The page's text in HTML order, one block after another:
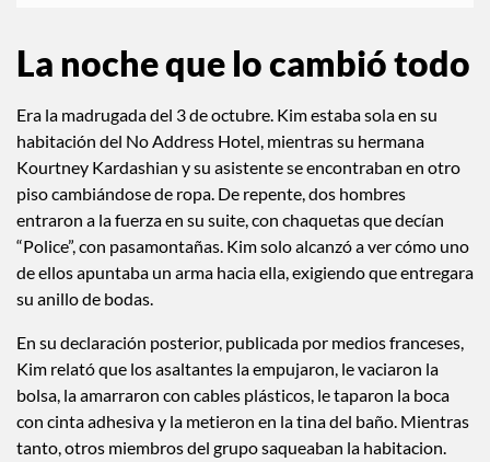
La noche que lo cambió todo
Era la madrugada del 3 de octubre. Kim estaba sola en su
habitación del No Address Hotel, mientras su hermana
Kourtney Kardashian y su asistente se encontraban en otro
piso cambiándose de ropa. De repente, dos hombres
entraron a la fuerza en su suite, con chaquetas que decían
“Police”, con pasamontañas. Kim solo alcanzó a ver cómo uno
de ellos apuntaba un arma hacia ella, exigiendo que entregara
su anillo de bodas.
En su declaración posterior, publicada por medios franceses,
Kim relató que los asaltantes la empujaron, le vaciaron la
bolsa, la amarraron con cables plásticos, le taparon la boca
con cinta adhesiva y la metieron en la tina del baño. Mientras
tanto, otros miembros del grupo saqueaban la habitacion.